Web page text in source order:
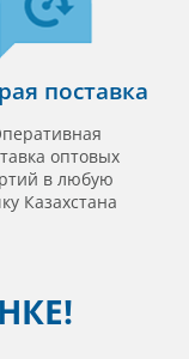
поставка
оптовых
в любую
Казахстана